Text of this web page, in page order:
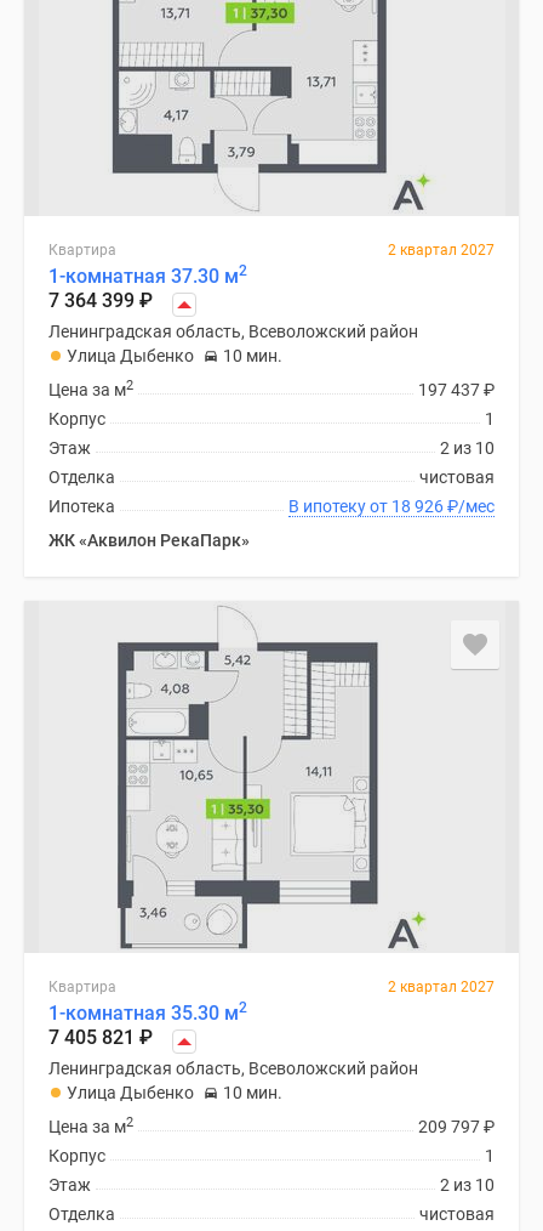
Квартира 2 квартал 2027
1-комнатная 37.30 м2
7 364 399 ₽
Ленинградская область, Всеволожский район
Улица Дыбенко
10 мин.
197 437₽
Цена за м2
1
Корпус
2 из 10
Этаж
чистовая
Отделка
В ипотеку от 18 926₽/мес
Ипотека
ЖК «Аквилон РекаПарк»
Квартира 2 квартал 2027
1-комнатная 35.30 м2
7 405 821 ₽
Ленинградская область, Всеволожский район
Улица Дыбенко
10 мин.
209 797₽
Цена за м2
1
Корпус
2 из 10
Этаж
чистовая
Отделка